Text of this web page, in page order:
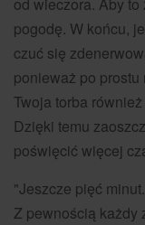
pogodę. W końcu,
czuć się
ponieważ po prostu
Twoja torba
Dzięki temu
poświęcić więcej
"Jeszcze pięć
Z pewnością każdy